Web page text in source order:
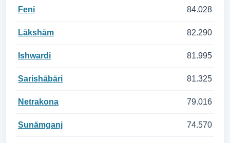
Feni 84.028
Lākshām 82.290
Ishwardi 81.995
Sarishābāri 81.325
Netrakona 79.016
Sunāmganj 74.570